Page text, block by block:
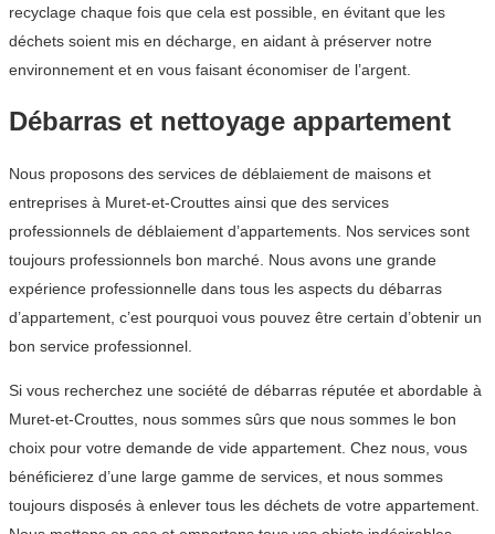
recyclage chaque fois que cela est possible, en évitant que les
déchets soient mis en décharge, en aidant à préserver notre
environnement et en vous faisant économiser de l’argent.
Débarras et nettoyage appartement
Nous proposons des services de déblaiement de maisons et
entreprises à Muret-et-Crouttes ainsi que des services
professionnels de déblaiement d’appartements. Nos services sont
toujours professionnels bon marché. Nous avons une grande
expérience professionnelle dans tous les aspects du débarras
d’appartement, c’est pourquoi vous pouvez être certain d’obtenir un
bon service professionnel.
Si vous recherchez une société de débarras réputée et abordable à
Muret-et-Crouttes, nous sommes sûrs que nous sommes le bon
choix pour votre demande de vide appartement. Chez nous, vous
bénéficierez d’une large gamme de services, et nous sommes
toujours disposés à enlever tous les déchets de votre appartement.